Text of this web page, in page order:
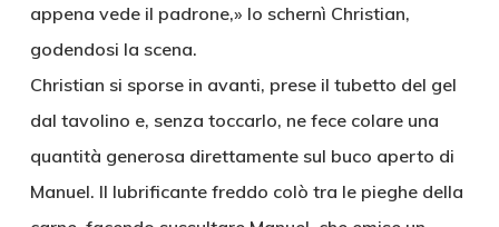
appena vede il padrone,» lo schernì Christian,
godendosi la scena.
Christian si sporse in avanti, prese il tubetto del gel
dal tavolino e, senza toccarlo, ne fece colare una
quantità generosa direttamente sul buco aperto di
Manuel. Il lubrificante freddo colò tra le pieghe della